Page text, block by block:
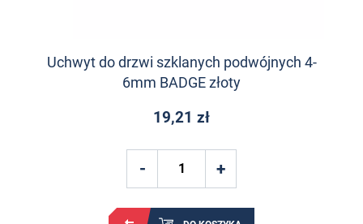
Uchwyt do drzwi szklanych podwójnych 4-
6mm BADGE złoty
19,21 zł